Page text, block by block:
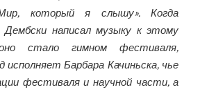
который я слышу». Когда
написал музыку к этому
стало гимном фестиваля,
исполняет Барбара Качиньска, чье
фестиваля и научной части, а